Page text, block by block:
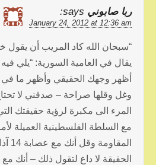
ربا صابوني says:
January 24, 2012 at 12:36 am
“سبحان الله كاد المريب أن يقول
يقال في العامية السورية: “يلي
أظهر وجهك الحقيقي وأظهر ما
وغل وقلها صراحة – صدقني لا
المرء الى مكبرة لرؤية حقيقتك
مع السلطة الفلسطينية العميلة
الحقيقة لا داع لتقول ذلك – أنك